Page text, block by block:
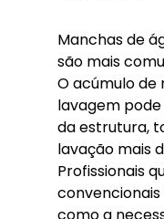
Manchas de
são mais
O acúmulo de
lavagem
da estrutura,
lavação mais
Profissionais
como a